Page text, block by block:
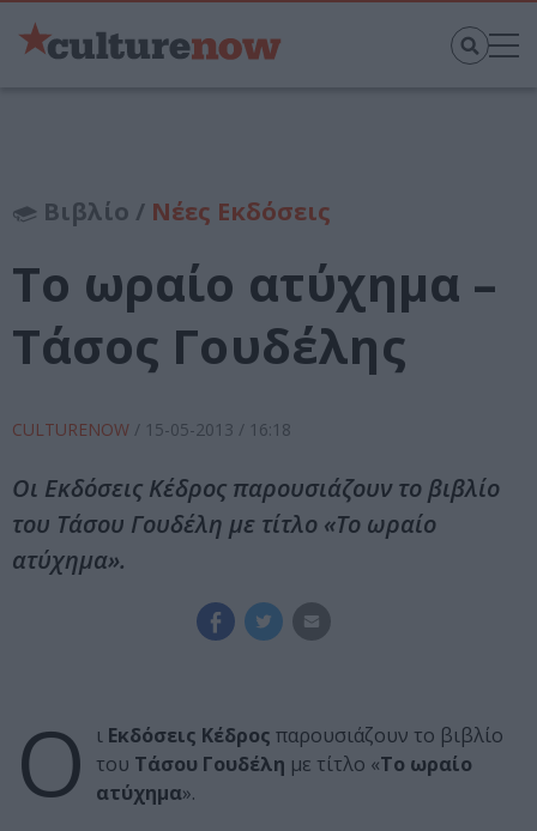
Βιβλίο / Νέες Εκδόσεις
Το ωραίο ατύχημα –
Τάσος Γουδέλης
CULTURENOW / 15-05-2013 / 16:18
Οι Εκδόσεις Κέδρος παρουσιάζουν το βιβλίο
του Τάσου Γουδέλη με τίτλο «Το ωραίο
ατύχημα».
Ο ι Εκδόσεις Κέδρος παρουσιάζουν το βιβλίο
του Τάσου Γουδέλη με τίτλο «Το ωραίο
ατύχημα».